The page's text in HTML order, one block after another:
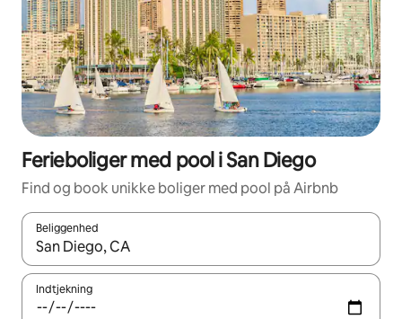
Ferieboliger med pool i San Diego
Find og book unikke boliger med pool på Airbnb
Beliggenhed
Når resultaterne er tilgængelige, skal du navigere med
Indtjekning